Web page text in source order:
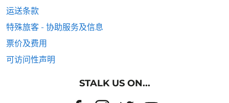
运送条款
特殊旅客 - 协助服务及信息
票价及费用
可访问性声明
STALK US ON...